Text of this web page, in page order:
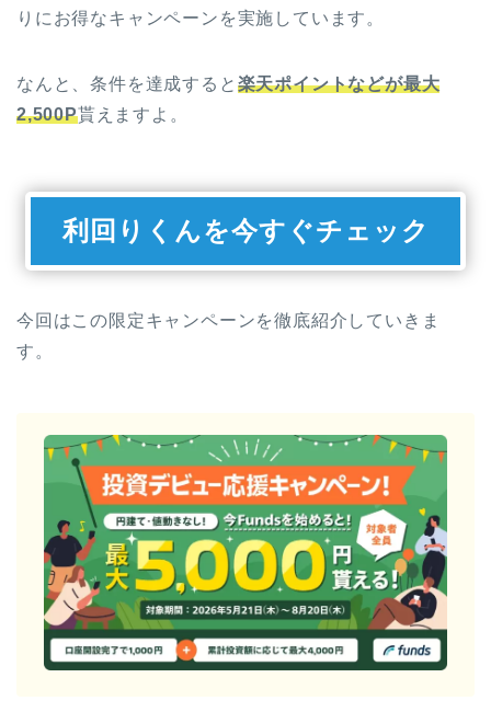
りにお得なキャンペーンを実施しています。
なんと、条件を達成すると 楽天ポイントなどが最大
2,500P貰えますよ。
利回りくんを今すぐチェック
今回はこの限定キャンペーンを徹底紹介していきま
す。